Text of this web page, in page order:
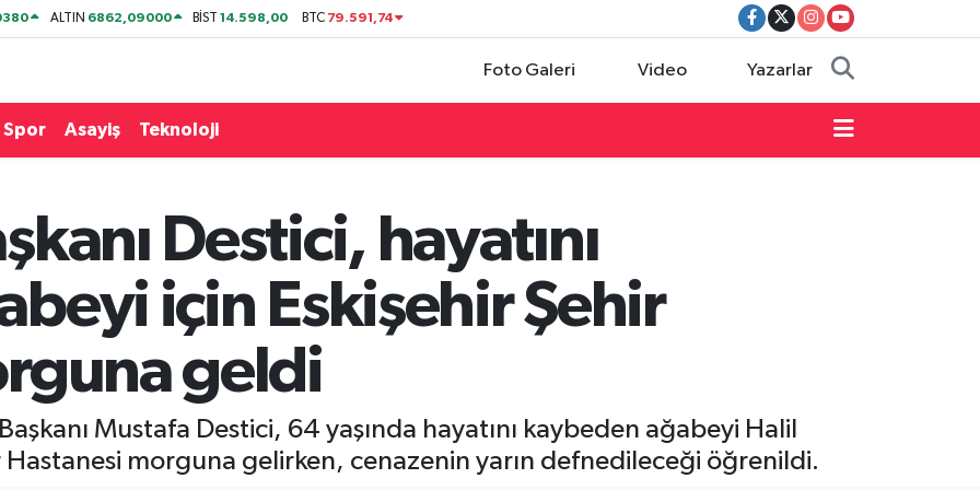
ALTIN 6862,09000 BİST14.598,00 BTC 79.591,74
Foto Galeri Video Yazarlar
Spor Asayiş Teknoloji
Destici, hayatını
için Eskişehir Şehir
geldi
Mustafa Destici, 64 yaşında hayatını kaybeden ağabeyi Halil
Hastanesi morguna gelirken, cenazenin yarın defnedileceği öğrenildi.